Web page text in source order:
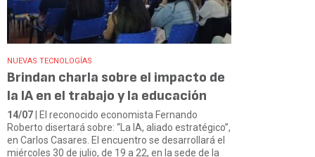
NUEVAS TECNOLOGÍAS
Brindan charla sobre el impacto de
la IA en el trabajo y la educación
14/07 | El reconocido economista Fernando
Roberto disertará sobre: “La IA, aliado estratégico”,
en Carlos Casares. El encuentro se desarrollará el
miércoles 30 de julio, de 19 a 22, en la sede de la